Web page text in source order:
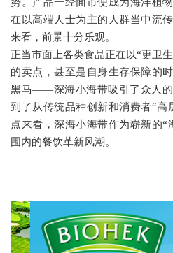
势。产品一经面市便成为海洋植
在以高端人士为主的人群当中流
来看，前景十分乐观。
正当市面上各类食品正在以“更卫生
的卖点，甚至是自身生存保障的
黑马——深海小海带吸引了众人
到了从传统品种创新和消费者“高
点来看，深海小海带作为崭新的“
围内的餐饮革新风潮。